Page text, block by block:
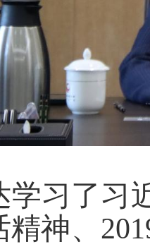
学习了习
神、